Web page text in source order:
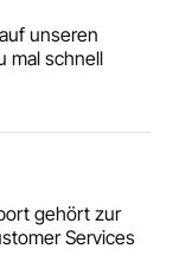
unseren
mal schnell
gehört zur
Services